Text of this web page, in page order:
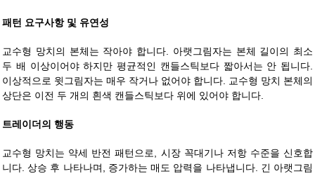
패턴 요구사항 및 유연성
교수형 망치의 본체는 작아야 합니다. 아랫그림자는 본체 길이의 최소
두 배 이상이어야 하지만 평균적인 캔들스틱보다 짧아서는 안 됩니다.
이상적으로 윗그림자는 매우 작거나 없어야 합니다. 교수형 망치 본체의
상단은 이전 두 개의 흰색 캔들스틱보다 위에 있어야 합니다.
트레이더의 행동
교수형 망치는 약세 반전 패턴으로, 시장 꼭대기나 저항 수준을 신호합
니다. 상승 후 나타나며, 증가하는 매도 압력을 나타냅니다. 긴 아랫그림